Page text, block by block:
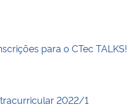
para o CTec TALKS!
2022/1